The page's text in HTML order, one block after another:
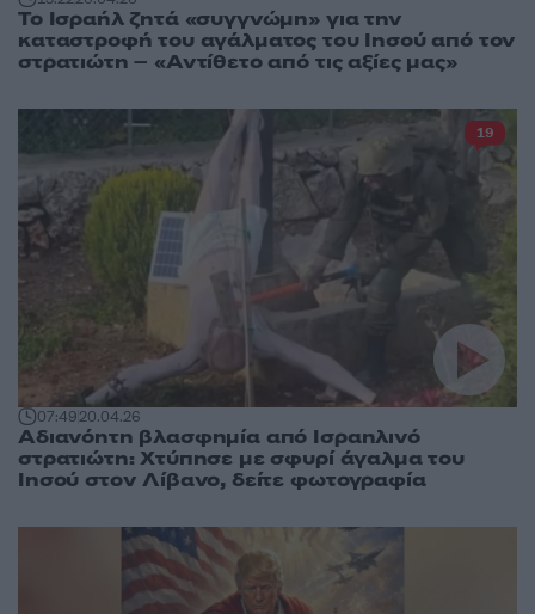
Το Ισραήλ ζητά «συγγνώμη» για την
καταστροφή του αγάλματος του Ιησού από τον
στρατιώτη – «Αντίθετο από τις αξίες μας»
07:4920.04.26
Αδιανόητη βλασφημία από Ισραηλινό
στρατιώτη: Χτύπησε με σφυρί άγαλμα του
Ιησού στον Λίβανο, δείτε φωτογραφία
19